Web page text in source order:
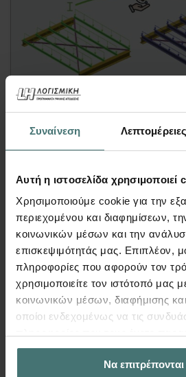
Συναίνεση Λεπτομέρειες
Αυτή η ιστοσελίδα χρησιμοποιεί
Χρησιμοποιούμε cookie για την
περιεχομένου και διαφημίσεων,
κοινωνικών μέσων και την
επισκεψιμότητάς μας. Επιπλέον,
πληροφορίες που αφορούν τον
χρησιμοποιείτε τον ιστότοπό μας
κοινωνικών μέσων, διαφήμισης
οποίοι ενδεχομένως να τις
έχουν συλλέξει σε σχέση με την
των υπηρεσιών τους.
Να
Μαζικές Αλλαγές
Μελών με Χρήση
FespaC, FespaM, FespaR,
Σε αυτό τοFespa video
με την χρήση των«Tags»
αλλαγής παραμέτρων»,
επηρεάσετε μαζικά
στατικά μέλητου αρχείου
των υλικών τους!